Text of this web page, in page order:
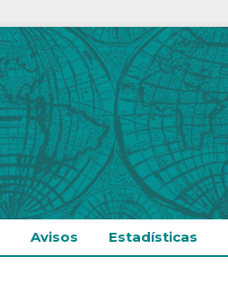
Avisos Estadísticas